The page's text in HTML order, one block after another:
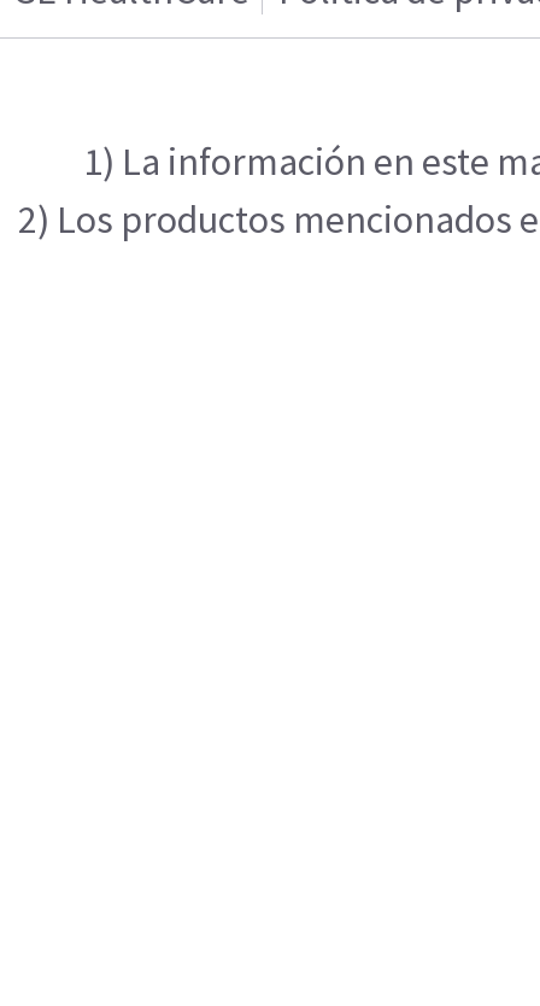
1) La información en este
2) Los productos mencionados